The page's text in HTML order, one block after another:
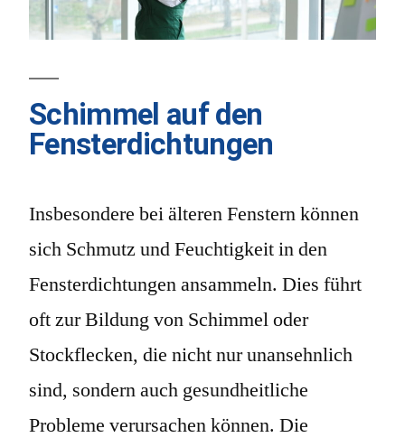
Schimmel auf den
Fensterdichtungen
Insbesondere bei älteren Fenstern können
sich Schmutz und Feuchtigkeit in den
Fensterdichtungen ansammeln. Dies führt
oft zur Bildung von Schimmel oder
Stockflecken, die nicht nur unansehnlich
sind, sondern auch gesundheitliche
Probleme verursachen können. Die